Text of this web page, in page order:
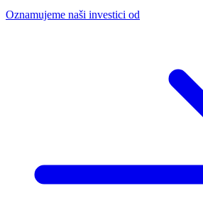
Oznamujeme naši investici od